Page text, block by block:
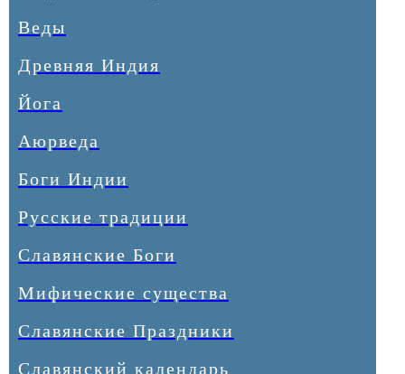
Веды
Древняя Индия
Йога
Аюрведа
Боги Индии
Русские традиции
Славянские Боги
Мифические существа
Славянские Праздники
Славянский календарь